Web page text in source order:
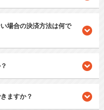
場合の決済方法は何で
ますか？